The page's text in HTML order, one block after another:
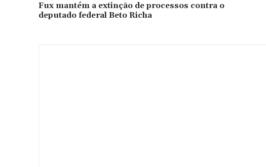
Fux mantém a extinção de processos contra o
deputado federal Beto Richa